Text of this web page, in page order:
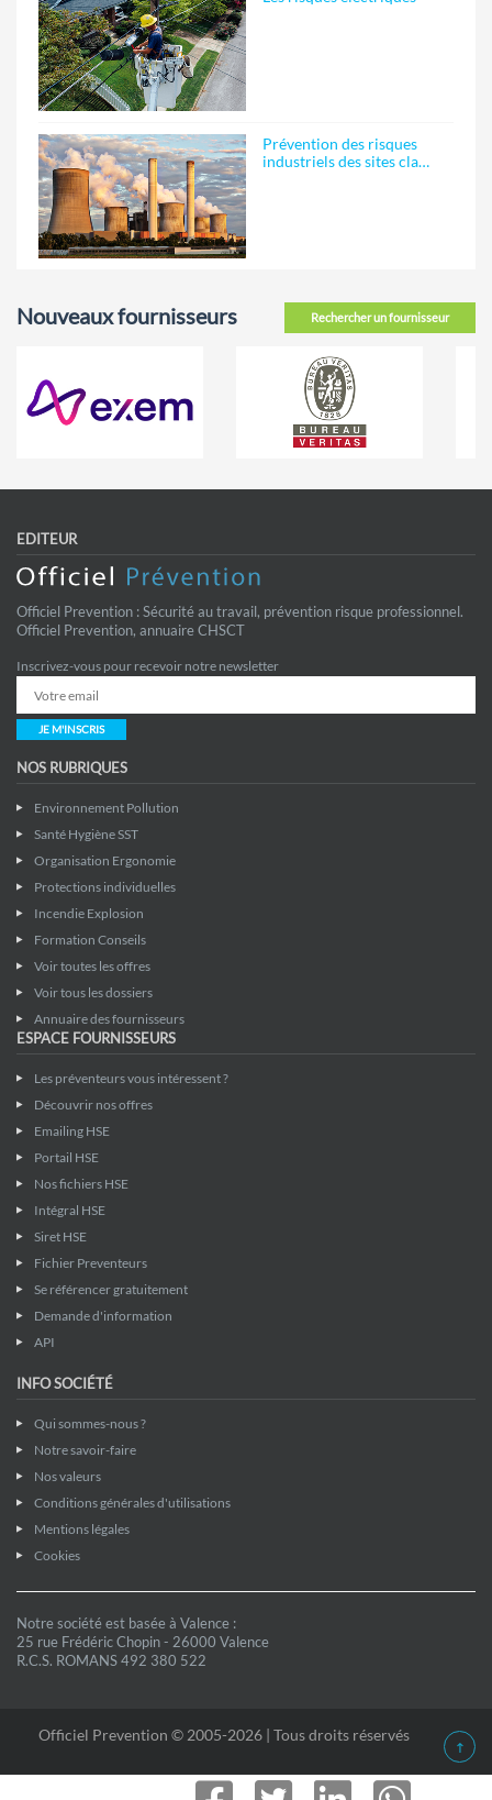
Prévention des risques
industriels des sites cla…
Rechercher un fournisseur
Nouveaux fournisseurs
EDITEUR
Officiel Prevention : Sécurité au travail, prévention risque professionnel.
Officiel Prevention, annuaire CHSCT
Inscrivez-vous pour recevoir notre newsletter
JE M'INSCRIS
NOS RUBRIQUES
Environnement Pollution
Santé Hygiène SST
Organisation Ergonomie
Protections individuelles
Incendie Explosion
Formation Conseils
Voir toutes les offres
Voir tous les dossiers
Annuaire des fournisseurs
ESPACE FOURNISSEURS
Les préventeurs vous intéressent ?
Découvrir nos offres
Emailing HSE
Portail HSE
Nos fichiers HSE
Intégral HSE
Siret HSE
Fichier Preventeurs
Se référencer gratuitement
Demande d'information
API
INFO SOCIÉTÉ
Qui sommes-nous ?
Notre savoir-faire
Nos valeurs
Conditions générales d'utilisations
Mentions légales
Cookies
Notre société est basée à Valence :
25 rue Frédéric Chopin - 26000 Valence
R.C.S. ROMANS 492 380 522
Officiel Prevention © 2005-2026 | Tous droits réservés